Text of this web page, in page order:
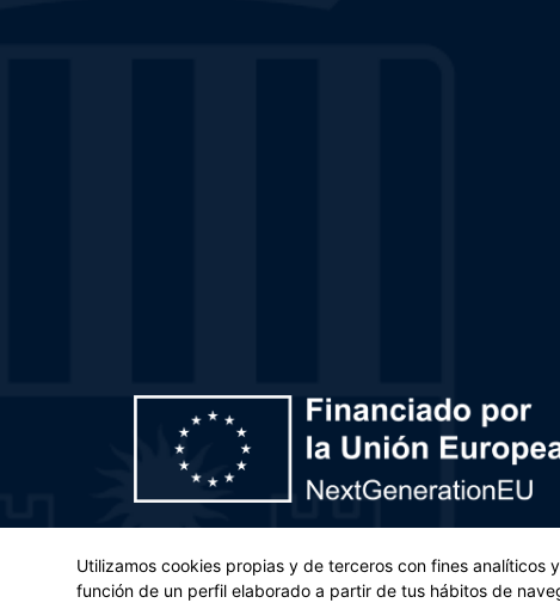
(UE) 2021/241 del Parlamento Europeo y del
Utilizamos cookies propias y de terceros con fines
función de un perfil elaborado a partir de tus hábitos de